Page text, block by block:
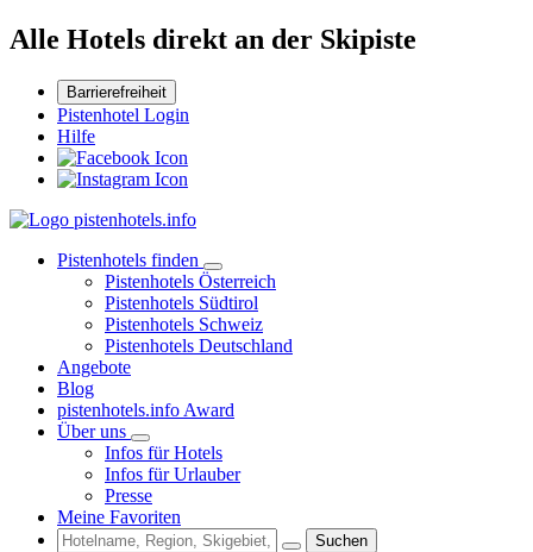
Alle Hotels direkt an der Skipiste
Barrierefreiheit
Pistenhotel Login
Hilfe
Pistenhotels finden
Pistenhotels Österreich
Pistenhotels Südtirol
Pistenhotels Schweiz
Pistenhotels Deutschland
Angebote
Blog
pistenhotels.info Award
Über uns
Infos für Hotels
Infos für Urlauber
Presse
Meine Favoriten
Suchen